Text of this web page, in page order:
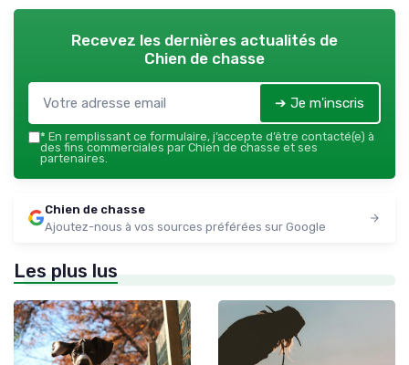
Recevez les dernières actualités de
Chien de chasse
➔ Je m'inscris
* En remplissant ce formulaire, j’accepte d’être contacté(e) à
des fins commerciales par Chien de chasse et ses
partenaires.
Chien de chasse
Ajoutez-nous à vos sources préférées sur Google
Les plus lus